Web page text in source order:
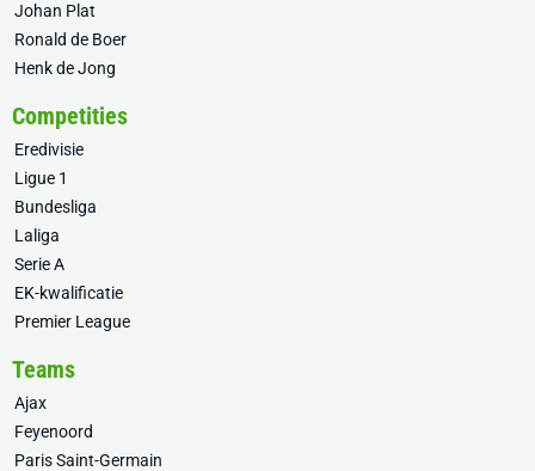
Johan Plat
Ronald de Boer
Henk de Jong
Competities
Eredivisie
Ligue 1
Bundesliga
Laliga
Serie A
EK-kwalificatie
Premier League
Teams
Ajax
Feyenoord
Paris Saint-Germain